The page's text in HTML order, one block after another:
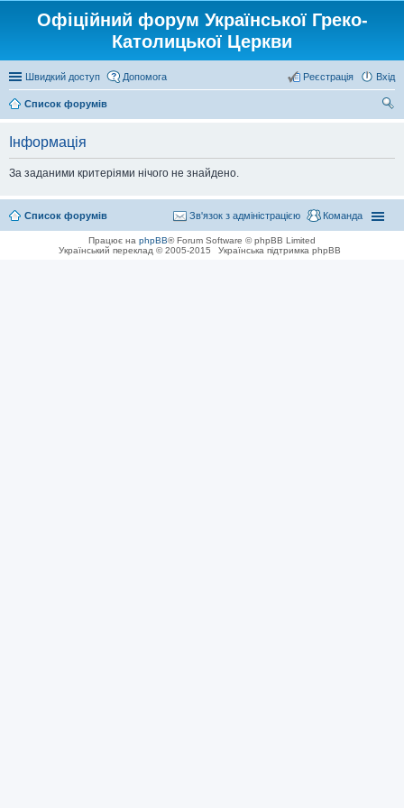
Офіційний форум Української Греко-
Католицької Церкви
Швидкий доступ Допомога Вхід
Реєстрація
Список форумів
Інформація
За заданими критеріями нічого не знайдено.
Список форумів Команда
Зв'язок з адміністрацією
Працює на phpBB® Forum Software © phpBB Limited
Український переклад © 2005-2015
Українська підтримка phpBB